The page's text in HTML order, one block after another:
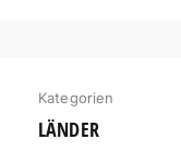
Kategorien
LÄNDER